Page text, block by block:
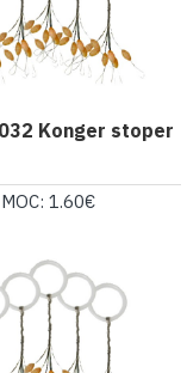
Konger stoper
MOC: 1.60€